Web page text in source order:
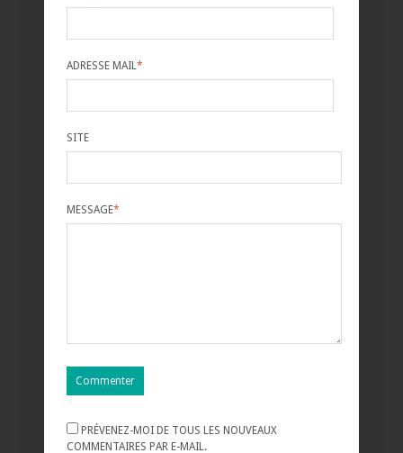
ADRESSE MAIL*
SITE
MESSAGE*
PRÉVENEZ-MOI DE TOUS LES NOUVEAUX
COMMENTAIRES PAR E-MAIL.